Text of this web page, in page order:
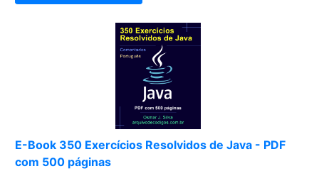
E-Book 350 Exercícios Resolvidos de Java - PDF
com 500 páginas